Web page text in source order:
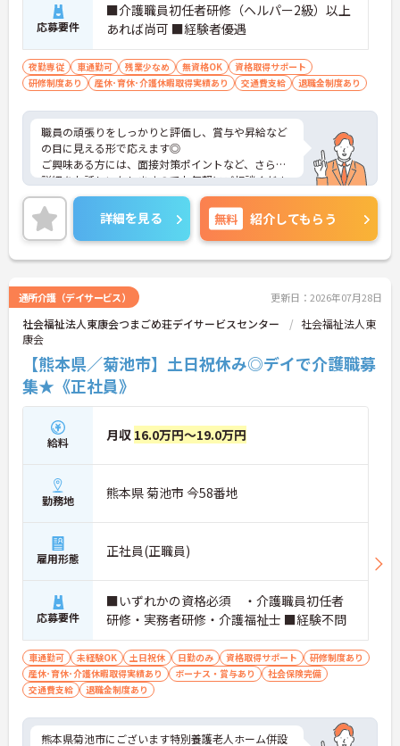
応募要件
■介護職員初任者研修（ヘルパー2級）以上
あれば尚可 ■経験者優遇
夜勤専従 車通勤可 残業少なめ 無資格OK
資格取得サポート
研修制度あり
産休･育休･介護休暇取得実績あり 交通費支給 退職金制度あり
職員の頑張りをしっかりと評価し、賞与や昇給など
の目に見える形で応えます◎
ご興味ある方には、面接対策ポイントなど、さらに
詳細をお話しいたしますのでお気軽にご相談くださ
い！
詳細を見る 無料 紹介してもらう
通所介護（デイサービス） 更新日：2026年07月28日
社会福祉法人東康会つまごめ荘デイサービスセンター
社会福祉法人東
康会
【熊本県／菊池市】土日祝休み◎デイで介護職募
集★《正社員》
給料 月収 16.0万円～19.0万円
勤務地 熊本県 菊池市 今58番地
雇用形態 正社員(正職員)
応募要件
■いずれかの資格必須 ・介護職員初任者
研修・実務者研修・介護福祉士 ■経験不問
車通勤可 未経験OK 土日祝休 日勤のみ 資格取得サポート
研修制度あり
産休･育休･介護休暇取得実績あり
ボーナス・賞与あり
社会保険完備
交通費支給
退職金制度あり
熊本県菊池市にございます特別養護老人ホーム併設